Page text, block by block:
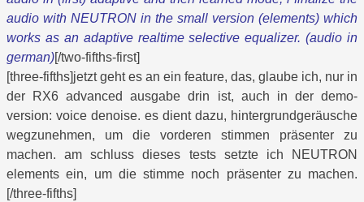
audio with NEUTRON in the small version (elements) which
works as an adaptive realtime selective equalizer. (audio in
german) [/two-fifths-first]
[three-fifths]jetzt geht es an ein feature, das, glaube ich, nur in
der RX6 advanced ausgabe drin ist, auch in der demo-
version: voice denoise. es dient dazu, hintergrundgeräusche
wegzunehmen, um die vorderen stimmen präsenter zu
machen. am schluss dieses tests setzte ich NEUTRON
elements ein, um die stimme noch präsenter zu machen.
[/three-fifths]